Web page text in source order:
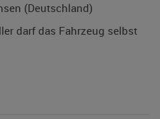
(Deutschland)
darf das Fahrzeug selbst